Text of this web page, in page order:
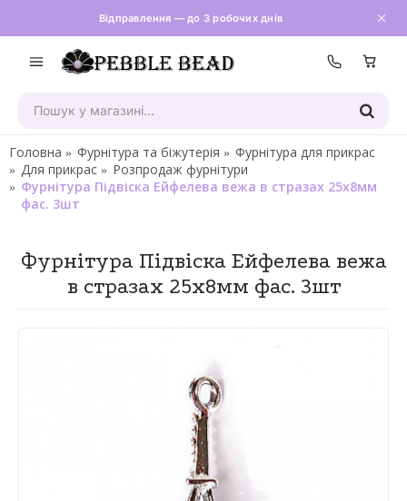
Відправлення — до 3 робочих днів
Головна Фурнітура та біжутерія
Фурнітура для прикрас
Для прикрас
Розпродаж фурнітури
Фурнітура Підвіска Ейфелева вежа в стразах 25х8мм
фас. 3шт
Фурнітура Підвіска Ейфелева вежа
в стразах 25х8мм фас. 3шт